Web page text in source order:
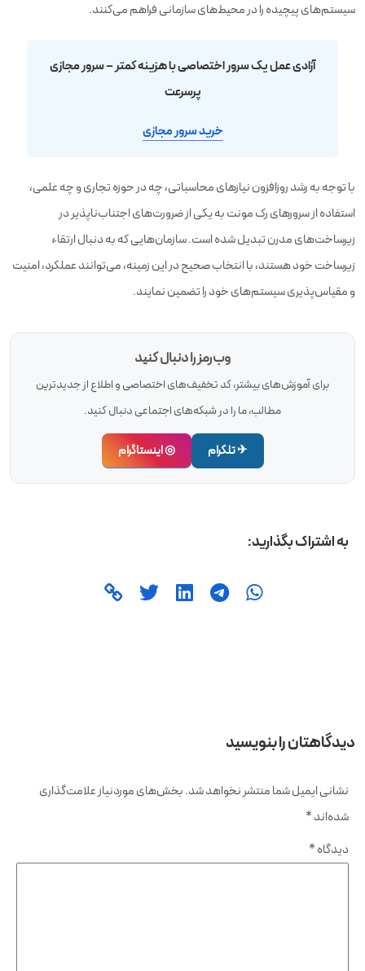
سیستم‌های پیچیده را در محیط‌های سازمانی فراهم می‌کنند.
آزادی عمل یک سرور اختصاصی با هزینه کمتر – سرور مجازی
پرسرعت
خرید سرور مجازی
با توجه به رشد روزافزون نیازهای محاسباتی، چه در حوزه تجاری و چه علمی،
استفاده از سرورهای رک مونت به یکی از ضرورت‌های اجتناب‌ناپذیر در
زیرساخت‌های مدرن تبدیل شده است. سازمان‌هایی که به دنبال ارتقاء
زیرساخت خود هستند، با انتخاب صحیح در این زمینه، می‌توانند عملکرد، امنیت
و مقیاس‌پذیری سیستم‌های خود را تضمین نمایند.
وب‌رمز را دنبال کنید
برای آموزش‌های بیشتر، کد تخفیف‌های اختصاصی و اطلاع از جدیدترین
مطالب، ما را در شبکه‌های اجتماعی دنبال کنید.
✈ تلگرام ◎ اینستاگرام
به اشتراک بگذارید:
دیدگاهتان را بنویسید
نشانی ایمیل شما منتشر نخواهد شد.بخش‌های موردنیاز علامت‌گذاری
شده‌اند*
دیدگاه*